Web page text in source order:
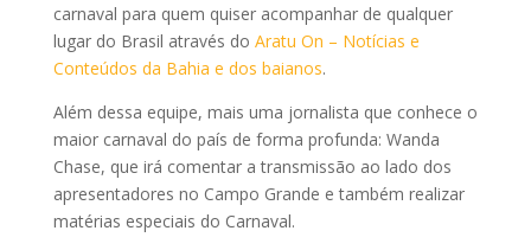
carnaval para quem quiser acompanhar de qualquer
lugar do Brasil através do Aratu On – Notícias e
Conteúdos da Bahia e dos baianos.
Além dessa equipe, mais uma jornalista que conhece o
maior carnaval do país de forma profunda: Wanda
Chase, que irá comentar a transmissão ao lado dos
apresentadores no Campo Grande e também realizar
matérias especiais do Carnaval.